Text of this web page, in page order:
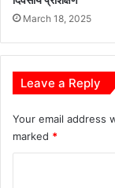
प
र
ह
र
मा
इ
निं
March 18, 2025
Leave a Reply
Your email address
marked *